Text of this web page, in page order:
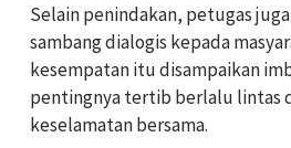
Selain penindakan, petugas
sambang dialogis kepada
kesempatan itu disampaikan
pentingnya tertib berlalu lintas
keselamatan bersama.